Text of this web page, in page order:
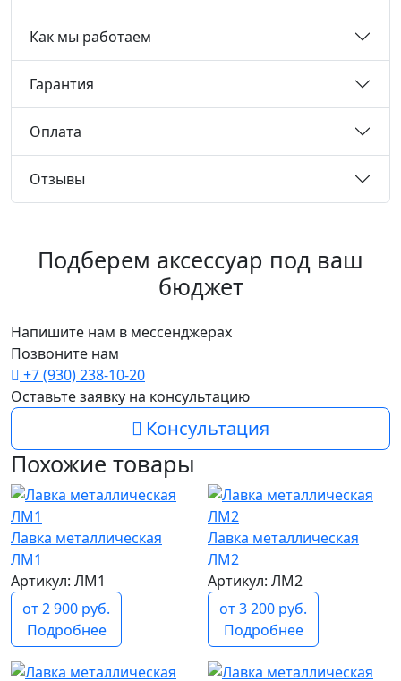
Как мы работаем
Гарантия
Оплата
Отзывы
Подберем аксессуар под ваш
бюджет
Напишите нам в мессенджерах
Позвоните нам
+7 (930) 238-10-20
Оставьте заявку на консультацию
Консультация
Похожие товары
Лавка металлическая
ЛМ1
Артикул: ЛМ1
от 2 900 руб.
Подробнее
Лавка металлическая
ЛМ2
Артикул: ЛМ2
от 3 200 руб.
Подробнее